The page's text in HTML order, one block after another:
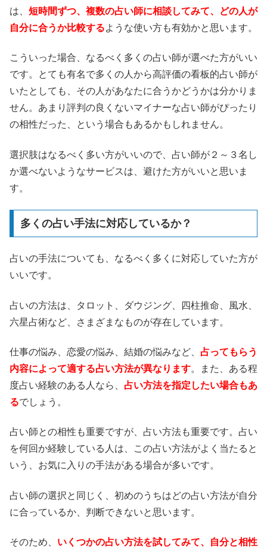
は、 短時間ずつ、複数の占い師に相談してみて、どの人が
自分に合うか比較するような使い方も有効かと思います。
こういった場合、なるべく多くの占い師が選べた方がいい
です。とても有名で多くの人から高評価の看板的占い師が
いたとしても、その人があなたに合うかどうかは分かりま
せん。あまり評判の良くないマイナーな占い師がぴったり
の相性だった、という場合もあるかもしれません。
選択肢はなるべく多い方がいいので、占い師が２～３名し
か選べないようなサービスは、避けた方がいいと思いま
す。
多くの占い手法に対応しているか？
占いの手法についても、なるべく多くに対応していた方が
いいです。
占いの方法は、タロット、ダウジング、四柱推命、風水、
六星占術など、さまざまなものが存在しています。
仕事の悩み、恋愛の悩み、結婚の悩みなど、 占ってもらう
内容によって適する占い方法が異なります。また、ある程
度占い経験のある人なら、 占い方法を指定したい場合もあ
るでしょう。
占い師との相性も重要ですが、占い方法も重要です。占い
を何回か経験している人は、この占い方法がよく当たると
いう、お気に入りの手法がある場合が多いです。
占い師の選択と同じく、初めのうちはどの占い方法が自分
に合っているか、判断できないと思います。
そのため、 いくつかの占い方法を試してみて、自分と相性